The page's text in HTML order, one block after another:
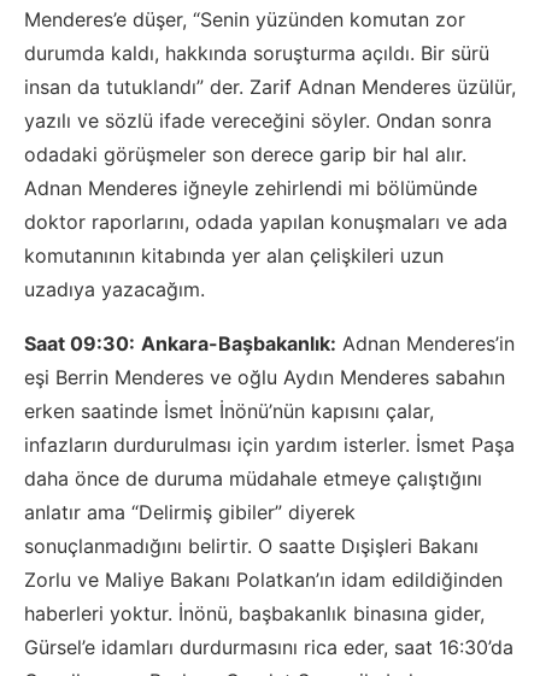
Menderes’e düşer, “Senin yüzünden komutan zor
durumda kaldı, hakkında soruşturma açıldı. Bir sürü
insan da tutuklandı” der. Zarif Adnan Menderes üzülür,
yazılı ve sözlü ifade vereceğini söyler. Ondan sonra
odadaki görüşmeler son derece garip bir hal alır.
Adnan Menderes iğneyle zehirlendi mi bölümünde
doktor raporlarını, odada yapılan konuşmaları ve ada
komutanının kitabında yer alan çelişkileri uzun
uzadıya yazacağım.
Saat 09:30: Ankara-Başbakanlık: Adnan Menderes’in
eşi Berrin Menderes ve oğlu Aydın Menderes sabahın
erken saatinde İsmet İnönü’nün kapısını çalar,
infazların durdurulması için yardım isterler. İsmet Paşa
daha önce de duruma müdahale etmeye çalıştığını
anlatır ama “Delirmiş gibiler” diyerek
sonuçlanmadığını belirtir. O saatte Dışişleri Bakanı
Zorlu ve Maliye Bakanı Polatkan’ın idam edildiğinden
haberleri yoktur. İnönü, başbakanlık binasına gider,
Gürsel’e idamları durdurmasını rica eder, saat 16:30’da